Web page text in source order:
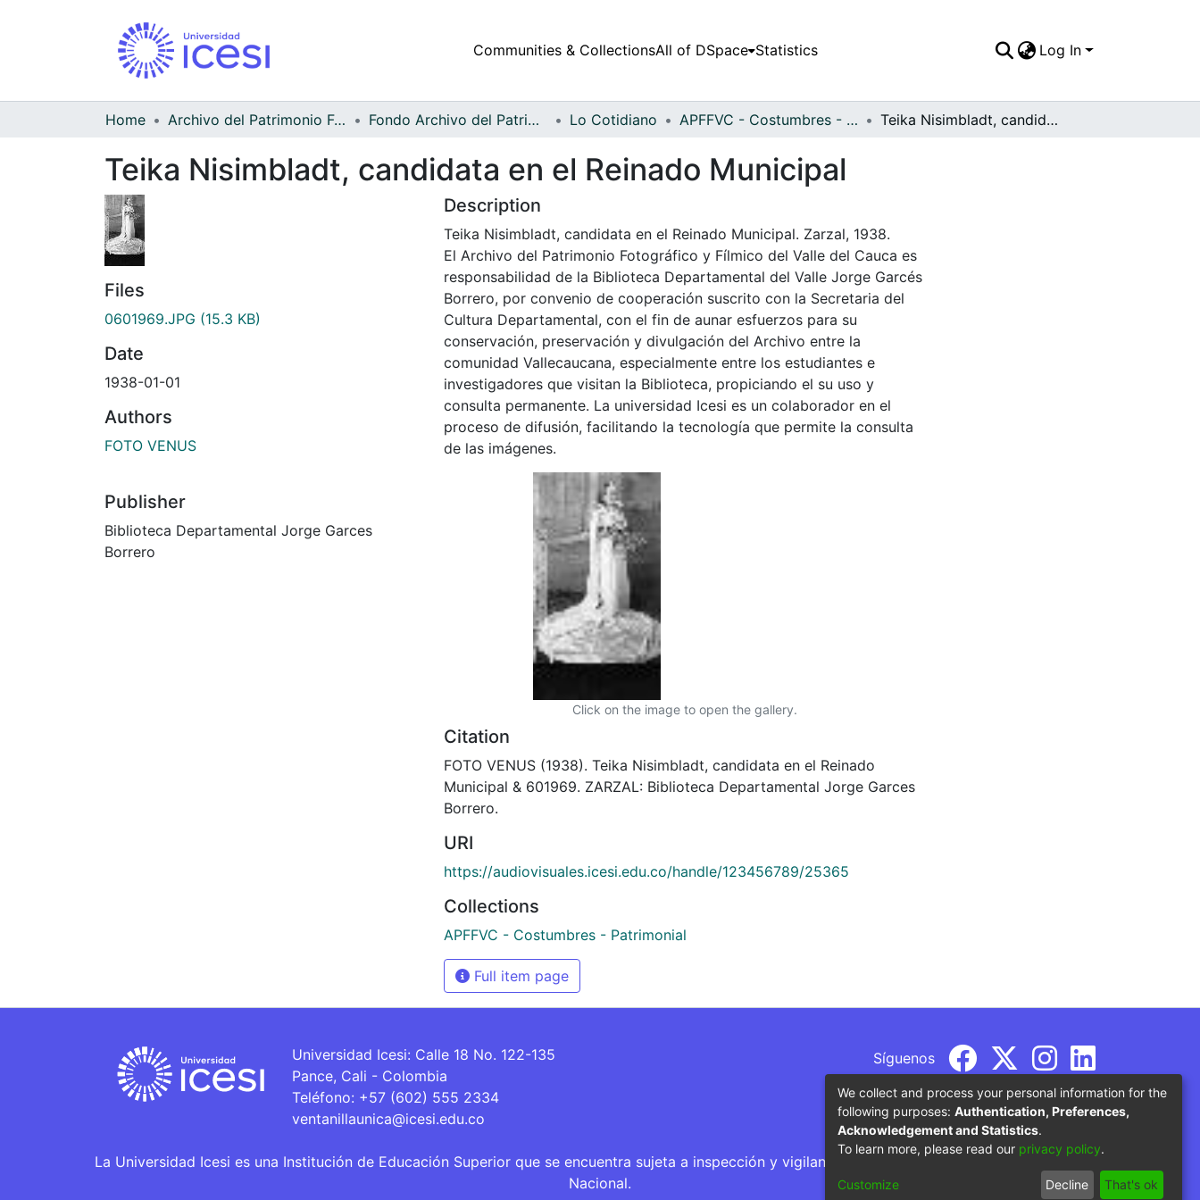
Communities & CollectionsAll of DSpace Statistics Log In
Home Archivo del Patrimonio Fotográfico y Fílmico del Valle del Cauca Fondo Archivo del Patrimonio Fotográfico y Fílmico del Valle del Cauca Lo Cotidiano APFFVC - Costumbres - Patrimonial Teika Nisimbladt, candidata en el Reinado Municipal
Teika Nisimbladt, candidata en el Reinado Municipal
Files
0601969.JPG (15.3 KB)
Date
1938-01-01
Authors
FOTO VENUS
Publisher
Biblioteca Departamental Jorge Garces
Borrero
Description
Teika Nisimbladt, candidata en el Reinado Municipal. Zarzal, 1938.
El Archivo del Patrimonio Fotográfico y Fílmico del Valle del Cauca es
responsabilidad de la Biblioteca Departamental del Valle Jorge Garcés
Borrero, por convenio de cooperación suscrito con la Secretaria del
Cultura Departamental, con el fin de aunar esfuerzos para su
conservación, preservación y divulgación del Archivo entre la
comunidad Vallecaucana, especialmente entre los estudiantes e
investigadores que visitan la Biblioteca, propiciando el su uso y
consulta permanente. La universidad Icesi es un colaborador en el
proceso de difusión, facilitando la tecnología que permite la consulta
de las imágenes.
Click on the image to open the gallery.
Citation
FOTO VENUS (1938). Teika Nisimbladt, candidata en el Reinado
Municipal & 601969. ZARZAL: Biblioteca Departamental Jorge Garces
Borrero.
URI
https://audiovisuales.icesi.edu.co/handle/123456789/25365
Collections
APFFVC - Costumbres - Patrimonial
Full item page
Universidad Icesi: Calle 18 No. 122-135
Pance, Cali - Colombia
Teléfono: +57 (602) 555 2334
ventanillaunica@icesi.edu.co
Síguenos
La Universidad Icesi es una Institución de Educación Superior que se encuentra sujeta a inspección y vigilancia por parte del Ministerio de Educación
Nacional.
We collect and process your personal information for the
following purposes: Authentication, Preferences,
Acknowledgement and Statistics.
To learn more, please read our privacy policy.
Customize Decline That's ok